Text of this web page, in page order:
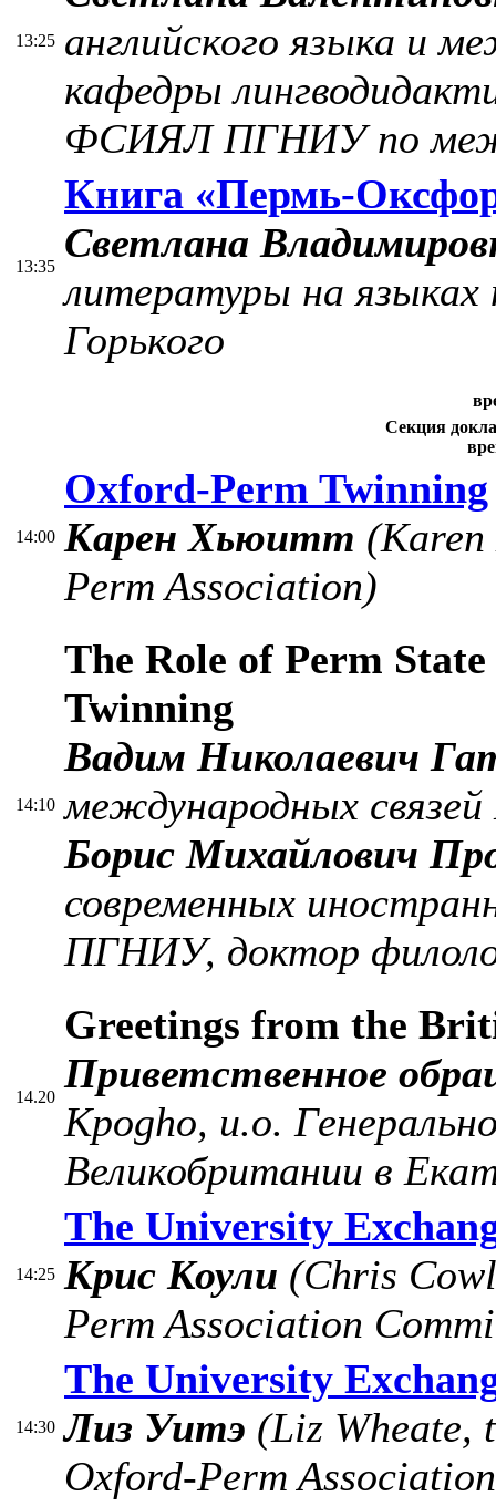
13:25 английского языка и
кафедры
ФСИЯЛ ПГНИУ по
13:35
Книга «Пермь-
Светлана
литературы на
Горького
Секция
14:00
Oxford-Perm Twinning
Карен Хьюитт
Perm Association)
14:10
The Role of Perm
Twinning
Вадим Николаевич
международных
Борис Михайлович
современных
ПГНИУ, доктор
14.20
Greetings from the
Приветственное
Kpogho, и.о.
Великобритании в
14:25
The University
Крис Коули (Chris
Perm Association
14:30
The University
Лиз Уитэ (Liz Wheate,
Oxford-Perm